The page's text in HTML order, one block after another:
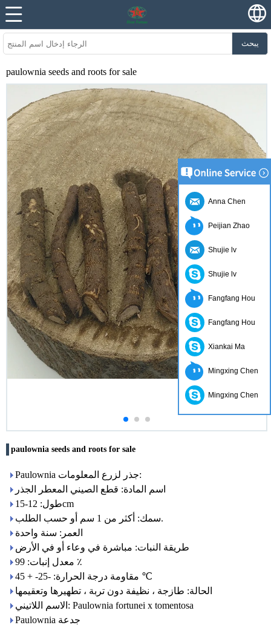
يبحث
paulownia seeds and roots for sale
paulownia seeds and roots for sale
Paulownia جذر لزرع المعلومات:
اسم المادة: قطع الصيني المعطر الجذر
طول: 12-15cm
سمك: أكثر من 1 سم أو حسب الطلب.
العمر: سنة واحدة
طريقة النبات: مباشرة في وعاء أو في الأرض
معدل إنبات: 99 ٪
مقاومة درجة الحرارة: -25- + 45 ℃
الحالة: طازجة ، نظيفة دون تربة ، تطهيرها وتعقيمها
الاسم اللاتيني: Paulownia fortunei x tomentosa
Paulownia جدعة
Anna Chen
Peijian Zhao
Shujie lv
Shujie lv
Fangfang Hou
Fangfang Hou
Xiankai Ma
Mingxing Chen
Mingxing Chen